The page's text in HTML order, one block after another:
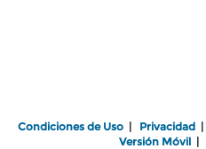
Condiciones de Uso | Privacidad |
Versión Móvil|